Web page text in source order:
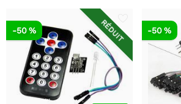
RÉDUIT
-50 % -50 %